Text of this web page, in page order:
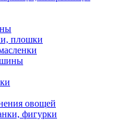
плошки
овощей
фигурки